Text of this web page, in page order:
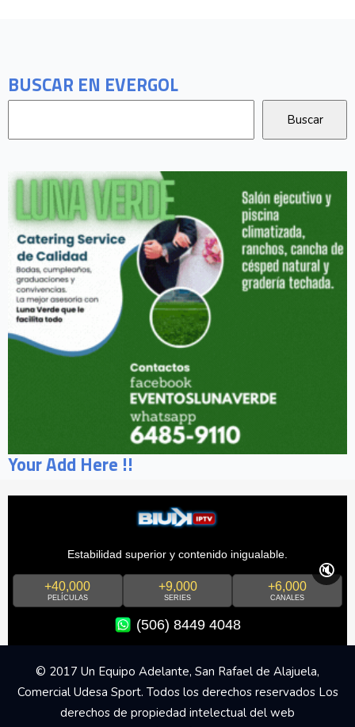
BUSCAR EN EVERGOL
Your Add Here !!
Estabilidad superior y contenido inigualable.
+40,000
PELÍCULAS
+9,000
SERIES
+6,000
CANALES
(506) 8449 4048
🔇
© 2017 Un Equipo Adelante, San Rafael de Alajuela,
Comercial Udesa Sport. Todos los derechos reservados Los
derechos de propiedad intelectual del web